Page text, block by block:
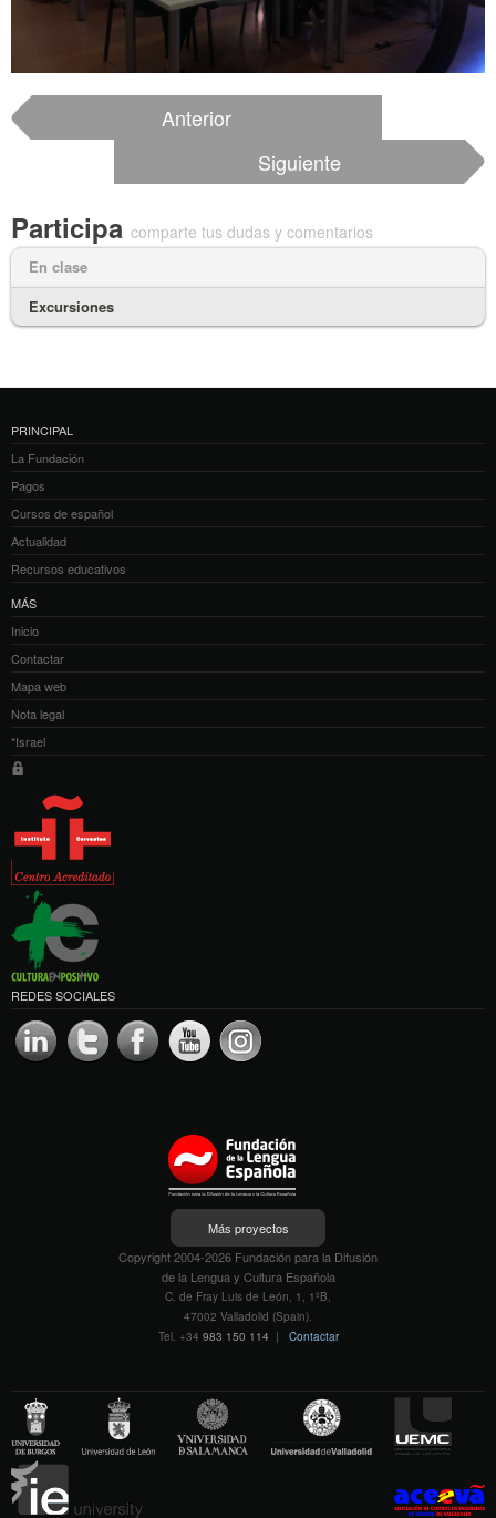
Anterior
Siguiente
Participa comparte tus dudas y comentarios
En clase
Excursiones
PRINCIPAL
La Fundación
Pagos
Cursos de español
Actualidad
Recursos educativos
MÁS
Inicio
Contactar
Mapa web
Nota legal
*Israel
REDES SOCIALES
Más proyectos
Copyright 2004-2026 Fundación para la Difusión
de la Lengua y Cultura Española
C. de Fray Luis de León, 1, 1ºB,
47002 Valladolid (Spain).
Tel. +34 983 150 114 | Contactar